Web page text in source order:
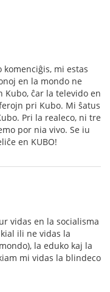
mi estas
en la mondo ne
Kubo, ĉar la televido en
pri Kubo. Mi ŝatus
Pri la realeco, ni tre
por nia vivo. Se iu
en KUBO!
vidas en la socialisma
ili ne vidas la
la eduko kaj la
mi vidas la blindeco